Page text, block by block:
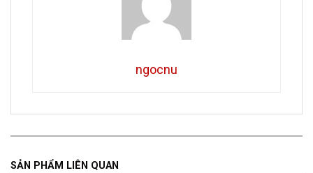
ngocnu
SẢN PHẨM LIÊN QUAN